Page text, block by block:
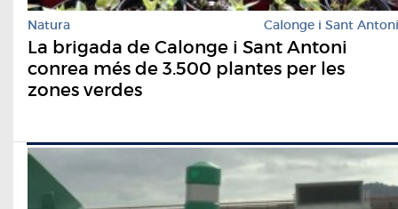
Natura Calonge i Sant Antoni
La brigada de Calonge i Sant Antoni
conrea més de 3.500 plantes per les
zones verdes